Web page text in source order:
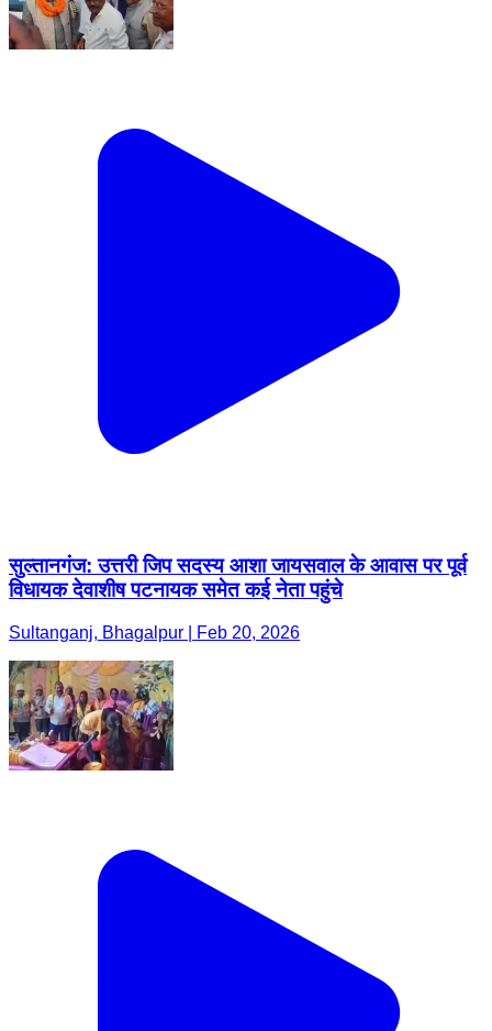
सुल्तानगंज: उत्तरी जिप सदस्य आशा जायसवाल के आवास पर पूर्व
विधायक देवाशीष पटनायक समेत कई नेता पहुंचे
Sultanganj, Bhagalpur | Feb 20, 2026